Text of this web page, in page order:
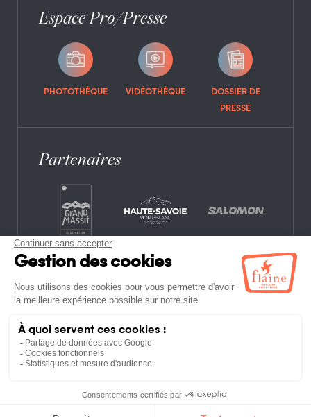
Espace Pro/Presse
PHOTOTHÈQUE VIDÉOTHÈQUE
DOSSIER DE
PRESSE
Partenaires
CONTACT FOIRE AUX QUESTIONS
OFFRES D’EMPLOI
POLITIQUE DE CONFIDENTIALITÉ
D’UTILISATION